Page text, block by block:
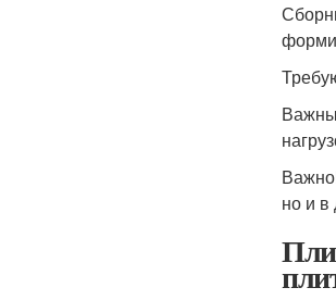
но и в